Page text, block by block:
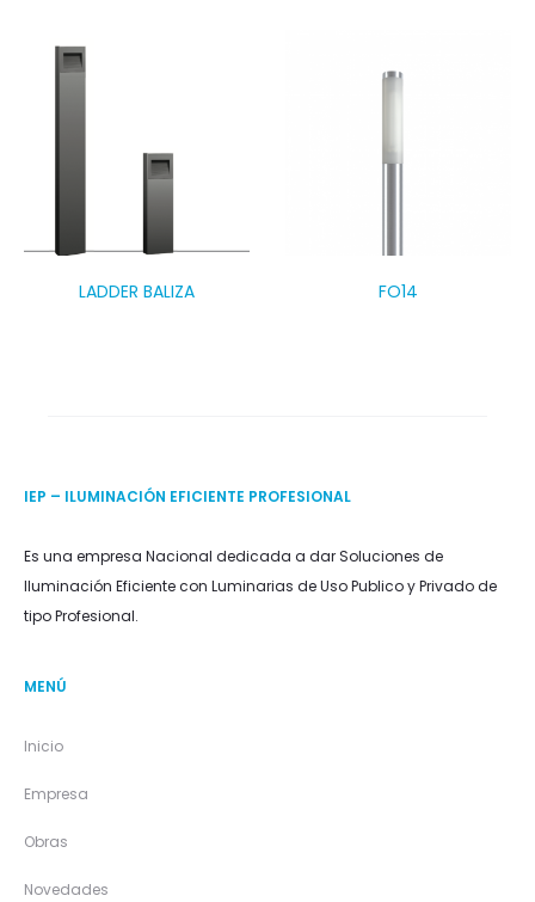
LADDER BALIZA FO14
IEP – ILUMINACIÓN EFICIENTE PROFESIONAL
Es una empresa Nacional dedicada a dar Soluciones de
Iluminación Eficiente con Luminarias de Uso Publico y Privado de
tipo Profesional.
MENÚ
Inicio
Empresa
Obras
Novedades